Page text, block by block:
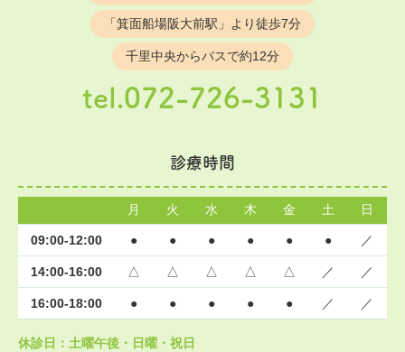
「箕面船場阪大前駅」より徒歩7分
千里中央からバスで約12分
tel.072-726-3131
診療時間
月 火 水 木 金 土 日
09:00-12:00 ● ● ● ● ● ● ／
14:00-16:00 △ △ △ △ △ ／ ／
16:00-18:00 ● ● ● ● ● ／ ／
休診日：土曜午後・日曜・祝日